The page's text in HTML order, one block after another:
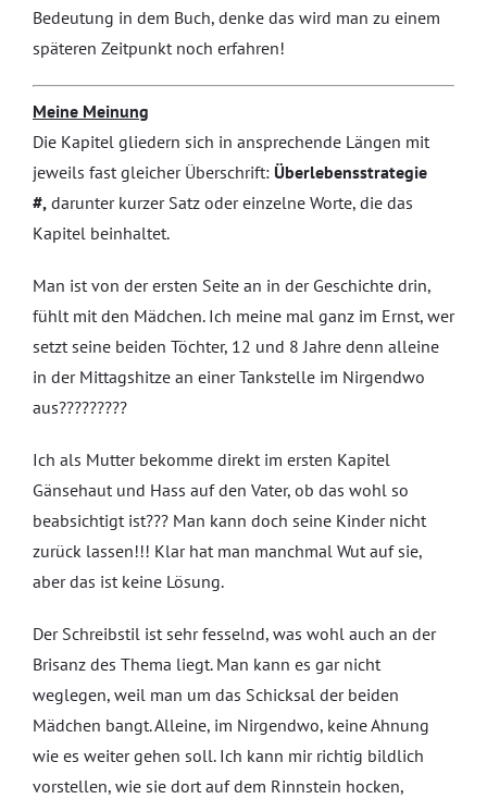
Bedeutung in dem Buch, denke das wird man zu einem
späteren Zeitpunkt noch erfahren!
Meine Meinung
Die Kapitel gliedern sich in ansprechende Längen mit
jeweils fast gleicher Überschrift: Überlebensstrategie
#, darunter kurzer Satz oder einzelne Worte, die das
Kapitel beinhaltet.
Man ist von der ersten Seite an in der Geschichte drin,
fühlt mit den Mädchen. Ich meine mal ganz im Ernst, wer
setzt seine beiden Töchter, 12 und 8 Jahre denn alleine
in der Mittagshitze an einer Tankstelle im Nirgendwo
aus?????????
Ich als Mutter bekomme direkt im ersten Kapitel
Gänsehaut und Hass auf den Vater, ob das wohl so
beabsichtigt ist??? Man kann doch seine Kinder nicht
zurück lassen!!! Klar hat man manchmal Wut auf sie,
aber das ist keine Lösung.
Der Schreibstil ist sehr fesselnd, was wohl auch an der
Brisanz des Thema liegt. Man kann es gar nicht
weglegen, weil man um das Schicksal der beiden
Mädchen bangt. Alleine, im Nirgendwo, keine Ahnung
wie es weiter gehen soll. Ich kann mir richtig bildlich
vorstellen, wie sie dort auf dem Rinnstein hocken,